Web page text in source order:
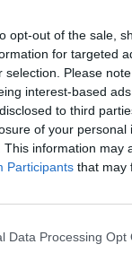
opt-out of the sale,
for targeted
selection. Please
interest-based
to third
of your personal
This information may
Participants that may
Data Processing Opt
alatt a
száma. Az
létszáma
változott
miatt. 2022
témák is
számszerű